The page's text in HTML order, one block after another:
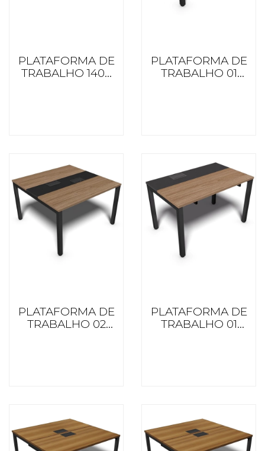
PLATAFORMA DE
TRABALHO 1400
PLATAFORMA DE
TRABALHO 01
PLATAFORMA DE
TRABALHO 02
PLATAFORMA DE
TRABALHO 01